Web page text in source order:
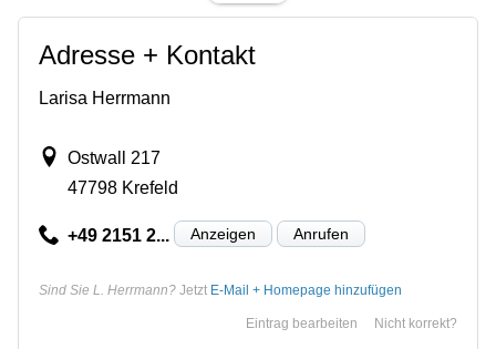
Adresse + Kontakt
Larisa Herrmann
Ostwall 217
47798 Krefeld
+49 2151 2... Anzeigen Anrufen
Sind Sie L. Herrmann? Jetzt E-Mail + Homepage hinzufügen
Nicht korrekt?
Eintrag bearbeiten